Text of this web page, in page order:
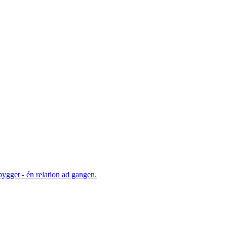
- én relation ad gangen.